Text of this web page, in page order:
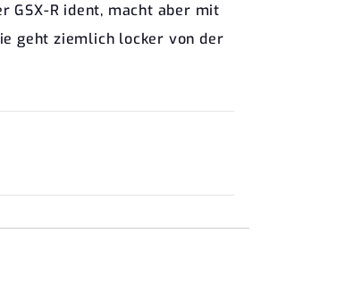
GSX-R ident, macht aber mit
geht ziemlich locker von der